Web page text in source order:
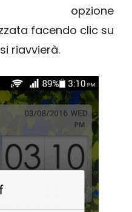
opzione
facendo clic su
riavvierà.